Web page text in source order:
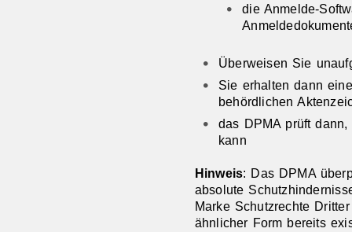
die Anmelde-
Überweisen Sie
Sie erhalten dann
behördlichen
das DPMA prüft
kann
Hinweis: Das DPMA
absolute
Marke Schutzrechte
ähnlicher Form bereits